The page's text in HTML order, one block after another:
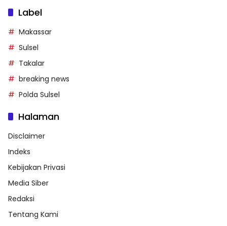
Label
Makassar
Sulsel
Takalar
breaking news
Polda Sulsel
Halaman
Disclaimer
Indeks
Kebijakan Privasi
Media Siber
Redaksi
Tentang Kami